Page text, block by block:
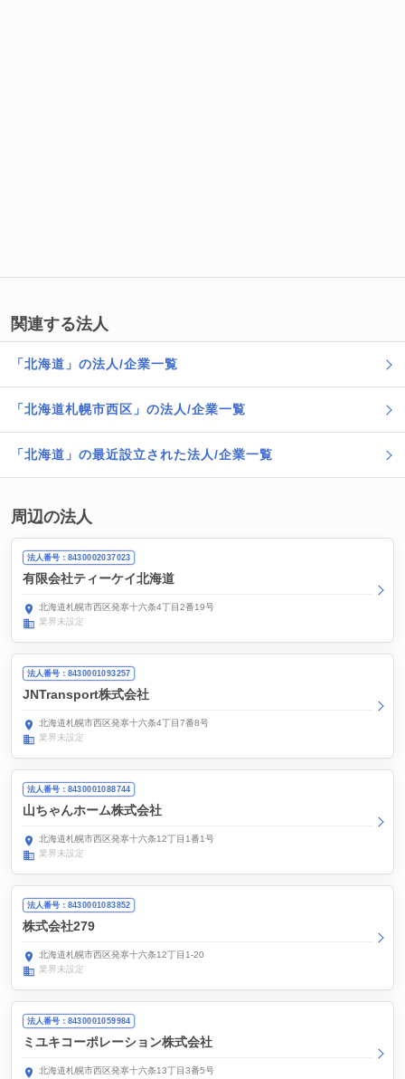
関連する法人
「北海道」の法人/企業一覧
「北海道札幌市西区」の法人/企業一覧
「北海道」の最近設立された法人/企業一覧
周辺の法人
法人番号：8430002037023
有限会社ティーケイ北海道
北海道札幌市西区発寒十六条4丁目2番19号
業界未設定
法人番号：8430001093257
JNTransport株式会社
北海道札幌市西区発寒十六条4丁目7番8号
業界未設定
法人番号：8430001088744
山ちゃんホーム株式会社
北海道札幌市西区発寒十六条12丁目1番1号
業界未設定
法人番号：8430001083852
株式会社279
北海道札幌市西区発寒十六条12丁目1-20
業界未設定
法人番号：8430001059984
ミユキコーポレーション株式会社
北海道札幌市西区発寒十六条13丁目3番5号